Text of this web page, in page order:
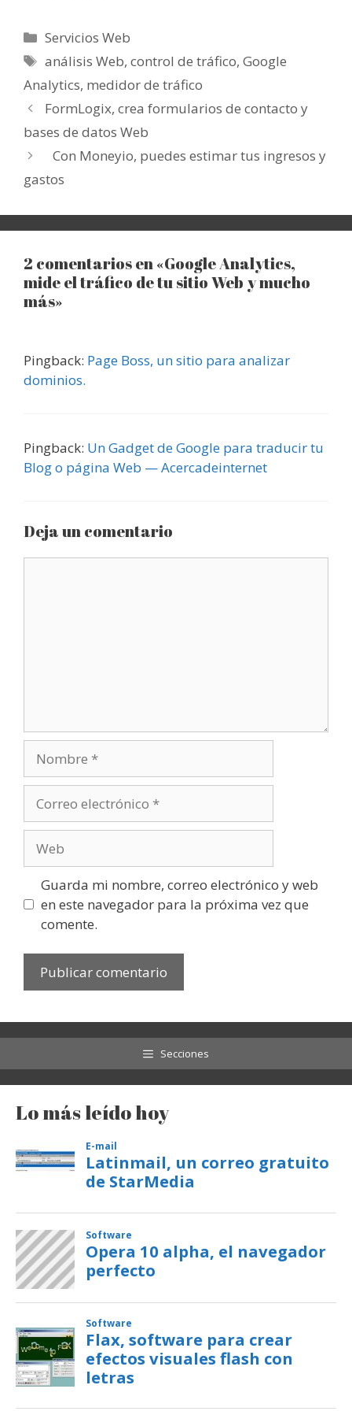
Categorías
Servicios Web
Etiquetas
análisis Web,control de tráfico,Google
Analytics, medidor de tráfico
FormLogix, crea formularios de contacto y
bases de datos Web
Con Moneyio, puedes estimar tus ingresos y
gastos
2 comentarios en «Google Analytics,
mide el tráfico de tu sitio Web y mucho
más»
Pingback: Page Boss, un sitio para analizar
dominios.
Pingback: Un Gadget de Google para traducir tu
Blog o página Web — Acercadeinternet
Deja un comentario
electrónico
Guarda mi nombre, correo electrónico y web
en este navegador para la próxima vez que
comente.
Secciones
Lo más leído hoy